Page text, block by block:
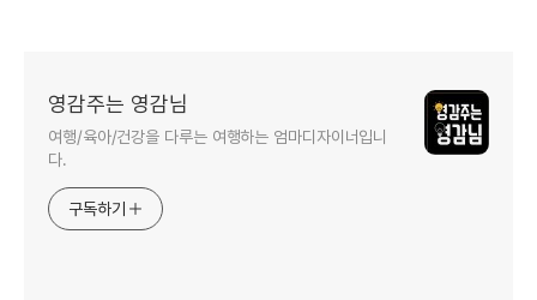
영감주는 영감님
여행/육아/건강을 다루는 여행하는 엄마디자이너입니
다.
구독하기